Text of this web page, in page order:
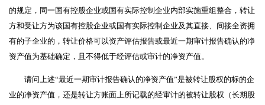
的规定，同一国有控股企业或国有实际控制企业内部实施重组整合，转让
方和受让方为该国有控股企业或国有实际控制企业及其直接、间接全资拥
有的子企业的，转让价格可以资产评估报告或最近一期审计报告确认的净
资产值为基础确定，且不得低于经评估或审计的净资产值。
请问上述“最近一期审计报告确认的净资产值”是被转让股权的标的企
业的净资产值，还是转让方账面上所记载的经审计的被转让股权（长期股